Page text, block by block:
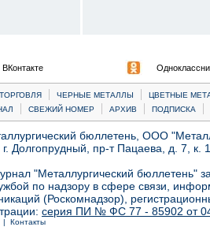
ВКонтакте
| ЧЕРНЫЕ МЕТАЛЛЫ |
ЦВЕТНЫЕ
| СВЕЖИЙ НОМЕР | АРХИВ | ПОДПИСКА |
бюллетень, ООО
г. Долгопрудный, пр-т Пацаева, д. 7,
"Металлургический бюллетень"
по надзору в сфере связи,
(Роскомнадзор),
серия ПИ № ФС 77 - 85902 от 04
| Контакты